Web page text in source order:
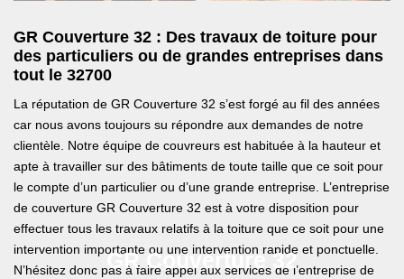
GR Couverture 32
GR Couverture 32 : Des travaux de toiture pour
des particuliers ou de grandes entreprises dans
tout le 32700
La réputation de GR Couverture 32 s’est forgé au fil des années
car nous avons toujours su répondre aux demandes de notre
clientèle. Notre équipe de couvreurs est habituée à la hauteur et
apte à travailler sur des bâtiments de toute taille que ce soit pour
le compte d’un particulier ou d’une grande entreprise. L’entreprise
de couverture GR Couverture 32 est à votre disposition pour
effectuer tous les travaux relatifs à la toiture que ce soit pour une
intervention importante ou une intervention rapide et ponctuelle.
N’hésitez donc pas à faire appel aux services de l’entreprise de